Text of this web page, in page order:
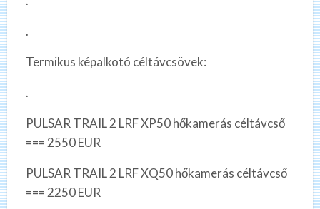
.
Termikus képalkotó céltávcsövek:
.
PULSAR TRAIL 2 LRF XP50 hőkamerás céltávcső
=== 2550 EUR
PULSAR TRAIL 2 LRF XQ50 hőkamerás céltávcső
=== 2250 EUR